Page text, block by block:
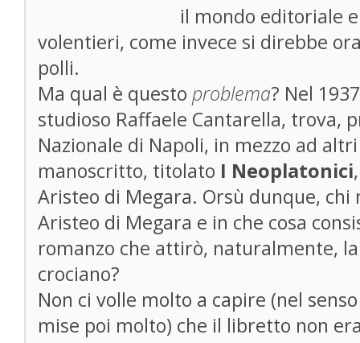
il mondo editoriale
volentieri, come invece si direbbe
polli.
Ma qual è questo problema? Nel
studioso Raffaele Cantarella, trova,
Nazionale di Napoli, in mezzo ad
manoscritto, titolato I Neoplatonici
Aristeo di Megara. Orsù dunque, chi
Aristeo di Megara e in che cosa
romanzo che attirò, naturalmente,
crociano?
Non ci volle molto a capire (nel
mise poi molto) che il libretto non